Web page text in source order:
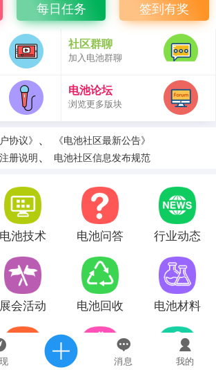
消息 我的
每日任务 签到有奖
社区群聊
加入电池群聊
电池论坛
浏览更多版块
协议》 、 《电池社区最新公告》
册说明、 电池社区信息发布规范
电池技术 电池问答 行业动态
展会活动 电池回收 电池材料